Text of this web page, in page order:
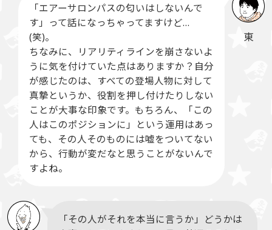
東
「エアーサロンパスの匂いはしないんで
す」って話になっちゃってますけど…
(笑)。
ちなみに、リアリティラインを崩さないよ
うに気を付けていた点はありますか？自分
が感じたのは、すべての登場人物に対して
真摯というか、役割を押し付けたりしない
ことが大事な印象です。もちろん、「この
人はこのポジションに」という運用はあっ
ても、その人そのものには嘘をついてない
から、行動が変だなと思うことがないんで
すよね。
「その人がそれを本当に言うか」どうかは